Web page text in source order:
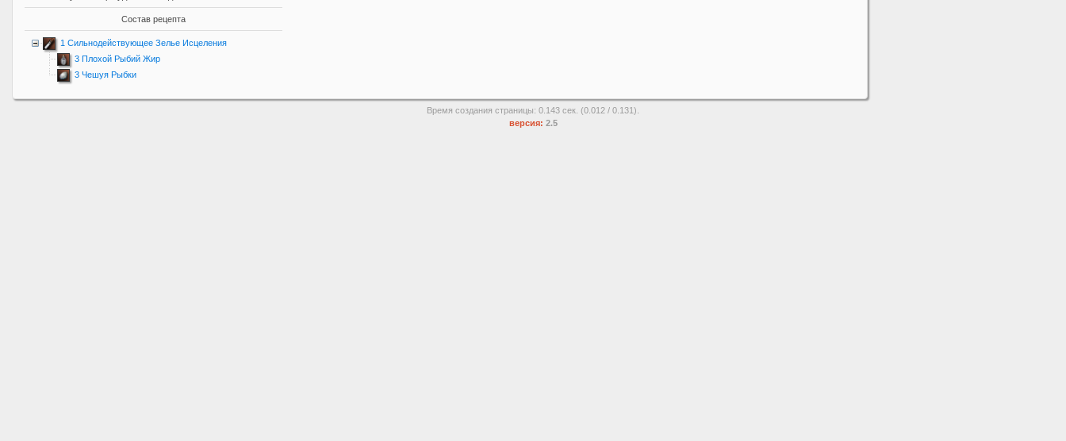
Состав рецепта
1 Сильнодействующее Зелье Исцеления
3 Плохой Рыбий Жир
3 Чешуя Рыбки
Время создания страницы: 0.143 сек. (0.012 / 0.131).
версия: 2.5